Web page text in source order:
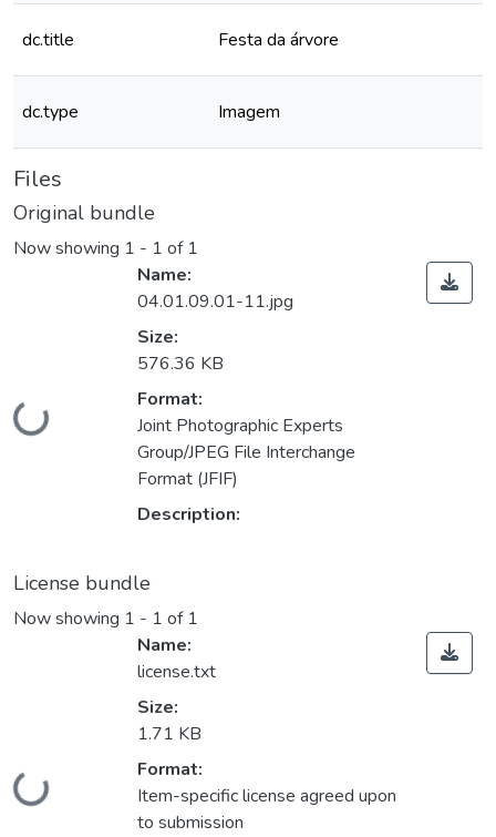
dc.title Festa da árvore
dc.type Imagem
Files
Original bundle
Now showing 1 - 1 of 1
Loading...
Name:
04.01.09.01-11.jpg
Size:
576.36 KB
Format:
Joint Photographic Experts
Group/JPEG File Interchange
Format (JFIF)
Description:
License bundle
Now showing 1 - 1 of 1
Loading...
Name:
license.txt
Size:
1.71 KB
Format:
Item-specific license agreed upon
to submission